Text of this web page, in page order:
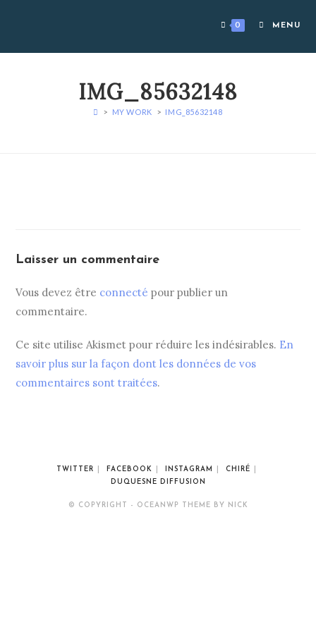
0 MENU
IMG_85632148
> MY WORK > IMG_85632148
Laisser un commentaire
Vous devez être connecté pour publier un
commentaire.
Ce site utilise Akismet pour réduire les indésirables. En
savoir plus sur la façon dont les données de vos
commentaires sont traitées.
TWITTER FACEBOOK INSTAGRAM
CHIRÉ
DUQUESNE DIFFUSION
© COPYRIGHT - OCEANWP THEME BY NICK